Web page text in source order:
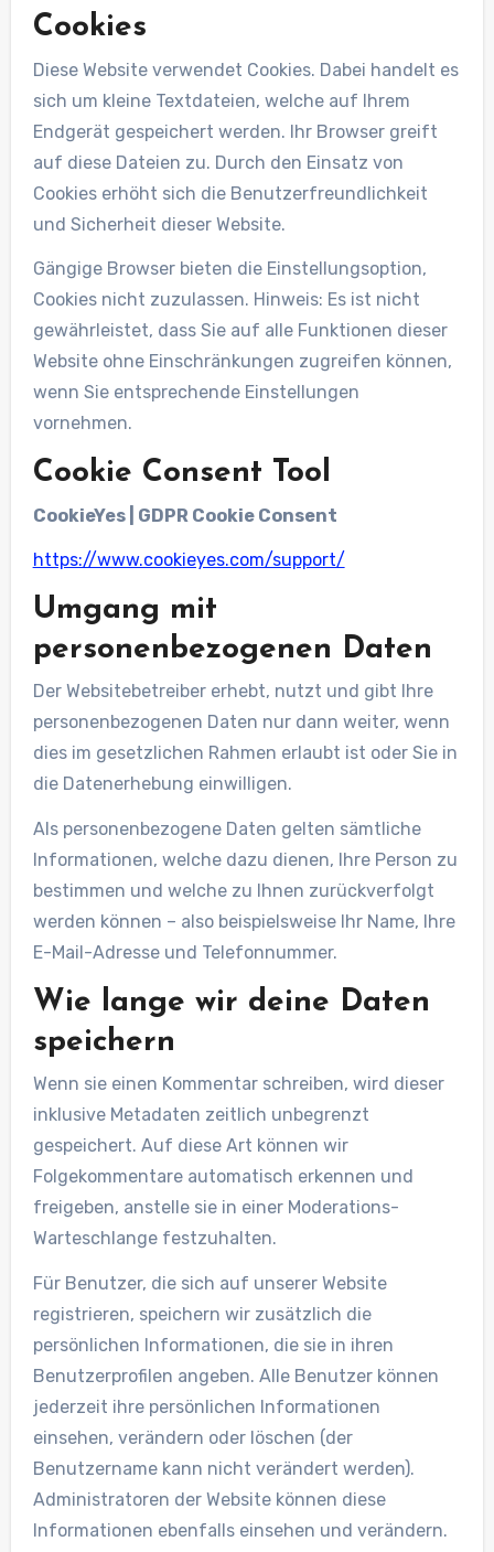
Cookies
Diese Website verwendet Cookies. Dabei handelt es
sich um kleine Textdateien, welche auf Ihrem
Endgerät gespeichert werden. Ihr Browser greift
auf diese Dateien zu. Durch den Einsatz von
Cookies erhöht sich die Benutzerfreundlichkeit
und Sicherheit dieser Website.
Gängige Browser bieten die Einstellungsoption,
Cookies nicht zuzulassen. Hinweis: Es ist nicht
gewährleistet, dass Sie auf alle Funktionen dieser
Website ohne Einschränkungen zugreifen können,
wenn Sie entsprechende Einstellungen
vornehmen.
Cookie Consent Tool
CookieYes | GDPR Cookie Consent
https://www.cookieyes.com/support/
Umgang mit
personenbezogenen Daten
Der Websitebetreiber erhebt, nutzt und gibt Ihre
personenbezogenen Daten nur dann weiter, wenn
dies im gesetzlichen Rahmen erlaubt ist oder Sie in
die Datenerhebung einwilligen.
Als personenbezogene Daten gelten sämtliche
Informationen, welche dazu dienen, Ihre Person zu
bestimmen und welche zu Ihnen zurückverfolgt
werden können – also beispielsweise Ihr Name, Ihre
E-Mail-Adresse und Telefonnummer.
Wie lange wir deine Daten
speichern
Wenn sie einen Kommentar schreiben, wird dieser
inklusive Metadaten zeitlich unbegrenzt
gespeichert. Auf diese Art können wir
Folgekommentare automatisch erkennen und
freigeben, anstelle sie in einer Moderations-
Warteschlange festzuhalten.
Für Benutzer, die sich auf unserer Website
registrieren, speichern wir zusätzlich die
persönlichen Informationen, die sie in ihren
Benutzerprofilen angeben. Alle Benutzer können
jederzeit ihre persönlichen Informationen
einsehen, verändern oder löschen (der
Benutzername kann nicht verändert werden).
Administratoren der Website können diese
Informationen ebenfalls einsehen und verändern.